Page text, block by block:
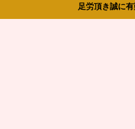
足労頂き誠に有